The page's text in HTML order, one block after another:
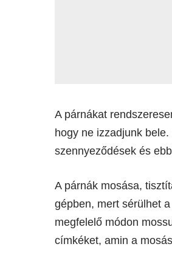
A párnákat
hogy ne izzadjunk
szennyeződések és
A párnák mosása,
gépben, mert sérülhet
megfelelő módon
címkéket, amin a